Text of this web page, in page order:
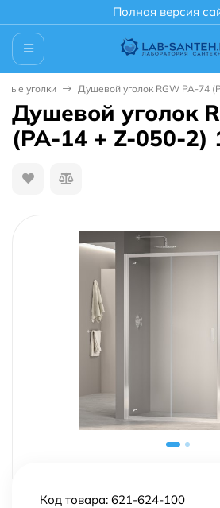
Полная версия
уголки Душевой уголок RGW PA-74
Душевой уголок
(PA-14 + Z-050-2)
Код товара: 621-624-100